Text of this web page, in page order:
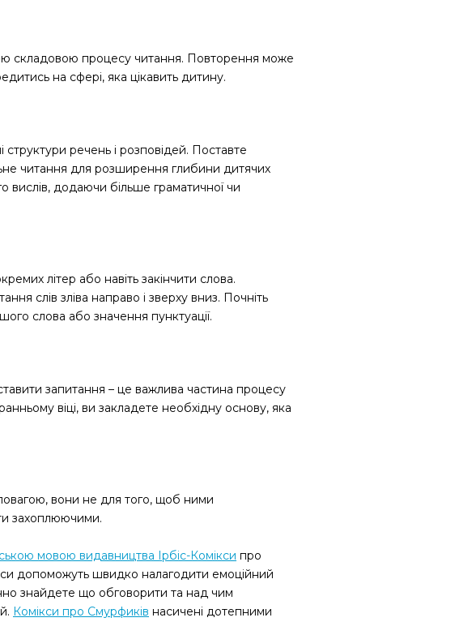
складовою процесу читання. Повторення може
на сфері, яка цікавить дитину.
речень і розповідей. Поставте
читання для розширення глибини дитячих
додаючи більше граматичної чи
літер або навіть закінчити слова.
слів зліва направо і зверху вниз. Почніть
слова або значення пунктуації.
запитання – це важлива частина процесу
віці, ви закладете необхідну основу, яка
вони не для того, щоб ними
захоплюючими.
мовою видавництва Ірбіс-Комікси про
допоможуть швидко налагодити емоційний
знайдете що обговорити та над чим
Комікси про Смурфиків насичені дотепними